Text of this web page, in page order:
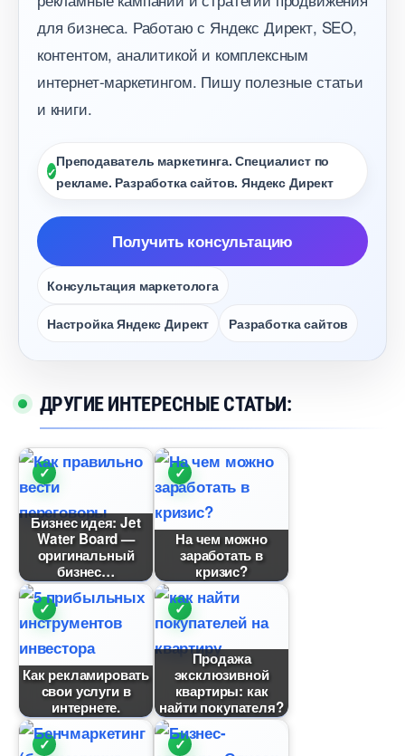
для бизнеса. Работаю с Яндекс Директ, SEO,
контентом, аналитикой и комплексным
интернет-маркетингом. Пишу полезные статьи
и книги.
Преподаватель маркетинга. Специалист по
рекламе. Разработка сайтов. Яндекс Директ
Получить консультацию
Консультация маркетолога
Настройка Яндекс Директ Разработка сайто
ДРУГИЕ ИНТЕРЕСНЫЕ СТАТЬИ:
Бизнес идея: Jet
Water Board —
оригинальный
изнес
На чем можно
заработать
кризис?
Как рекламировать
свои услуги
интернете.
Продажа
эксклюзивной
квартиры: как
найти покупателя?